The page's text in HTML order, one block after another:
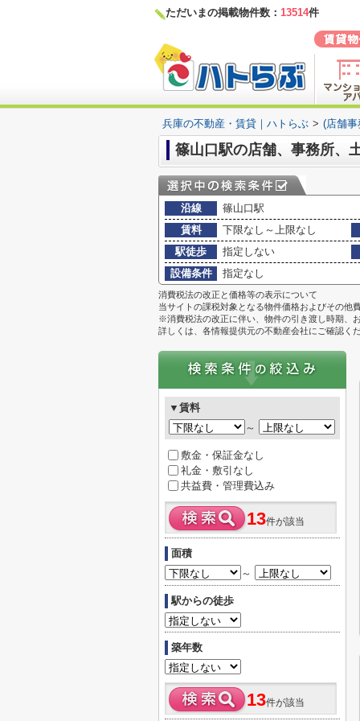
ただいまの掲載物件数： 13514件
兵庫の不動産・賃貸｜ハトらぶ > (店舗
篠山口駅の店舗、事務所、
沿線
篠山口駅
賃料
下限なし～上限なし
駅徒歩
指定しない
設備条件
指定なし
消費税法の改正と価格等の表示について
当サイトの課税対象となる物件価格およびその他
※消費税法の改正に伴い、物件の引き渡し時期、
詳しくは、各情報提供元の不動産会社にご確認く
▼賃料
～
敷金・保証金なし
礼金・敷引なし
共益費・管理費込み
13件が該当
面積
～
駅からの徒歩
築年数
13件が該当